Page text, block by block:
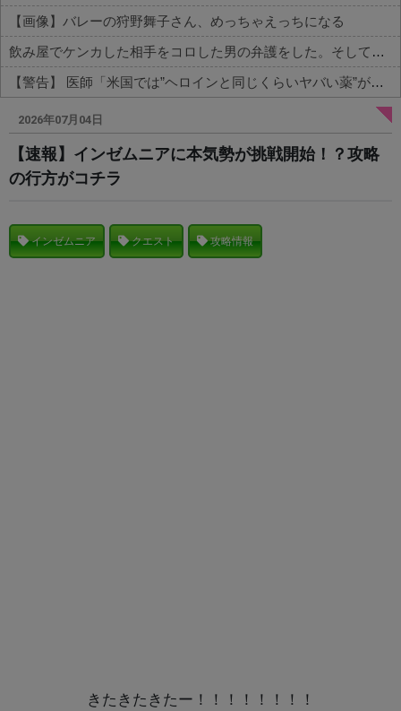
【画像】バレーの狩野舞子さん、めっちゃえっちになる
飲み屋でケンカした相手をコロした男の弁護をした。そして数年後、因果応報を思わせる出来事が…
【警告】 医師「米国では”ヘロインと同じくらいヤバい薬”が日本では平気で処方されてる」
Powered by livedoor 相互RSS
2026年07月04日
【速報】インゼムニアに本気勢が挑戦開始！？攻略
の行方がコチラ
インゼムニア クエスト 攻略情報
きたきたきたー！！！！！！！！